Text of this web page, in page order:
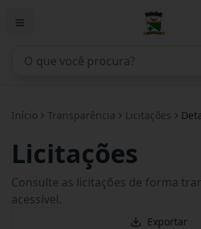
Início Transparência Licitações
Licitações
Consulte as licitações de forma
acessível.
Exportar